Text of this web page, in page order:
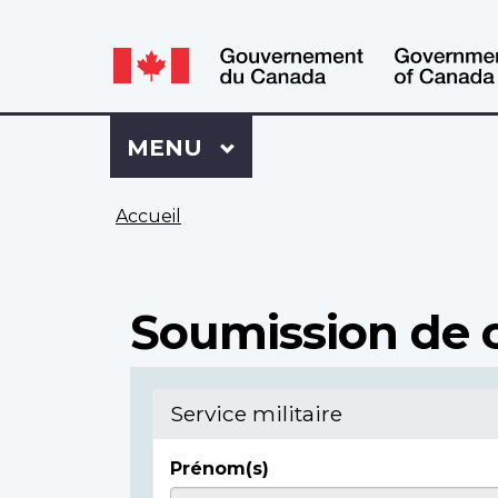
Language
switcher
Language
switcher
Se
connecter
à
Dossier
Menu
MENU PRINCIPAL
Accueil
Soumission de
Service militaire
Prénom(s)